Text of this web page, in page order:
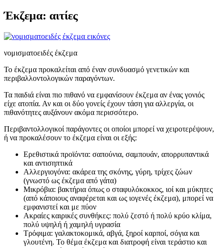
Έκζεμα: αιτίες
νομισματοειδές έκζεμα
Το έκζεμα προκαλείται από έναν συνδυασμό γενετικών και
περιβαλλοντολογικών παραγόντων.
Τα παιδιά είναι πιο πιθανό να εμφανίσουν έκζεμα αν ένας γονιός
είχε ατοπία. Αν και οι δύο γονείς έχουν τάση για αλλεργία, οι
πιθανότητες αυξάνουν ακόμα περισσότερο.
Περιβαντολλογικοί παράγοντες οι οποίοι μπορεί να χειροτερέψουν,
ή να προκαλέσουν το έκζεμα είναι οι εξής:
Ερεθιστικά προϊόντα: σαπούνια, σαμπουάν, απορρυπαντικά
και αντισηπτικά
Αλλεργιογόνα: ακάρεα της σκόνης, γύρη, τρίχες ζώων
(γνωστό ως έκζεμα από γάτα)
Μικρόβια: βακτήρια όπως ο σταφυλόκοκκος, ιοί και μύκητες
(από κάποιους αναφέρεται και ως ιογενές έκζεμα), μπορεί να
εμφανιστεί και με πύον
Ακραίες καιρικές συνθήκες: πολύ ζεστό ή πολύ κρύο κλίμα,
πολύ υψηλή ή χαμηλή υγρασία
Τρόφιμα: γαλακτοκομικά, αβγά, ξηροί καρποί, σόγια και
γλουτένη. Το θέμα έκζεμα και διατροφή είναι τεράστιο και